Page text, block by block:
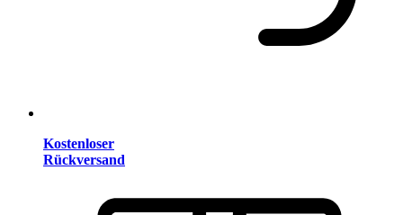
Kostenloser
Rückversand